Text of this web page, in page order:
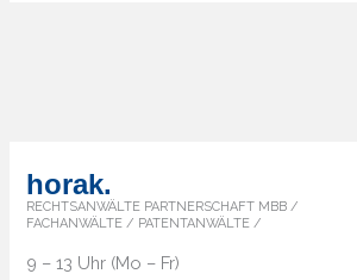
der
Anfang
starken
horak.
RECHTSANWÄLTE PARTNERSCHAFT MBB /
FACHANWÄLTE / PATENTANWÄLTE /
9 – 13 Uhr (Mo – Fr)